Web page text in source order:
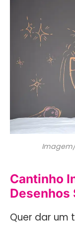
Cantinho
Desenhos
Quer dar um